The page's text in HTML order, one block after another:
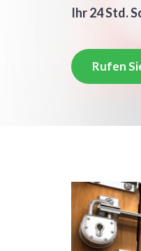
Ihr 24 Std.
Rufen